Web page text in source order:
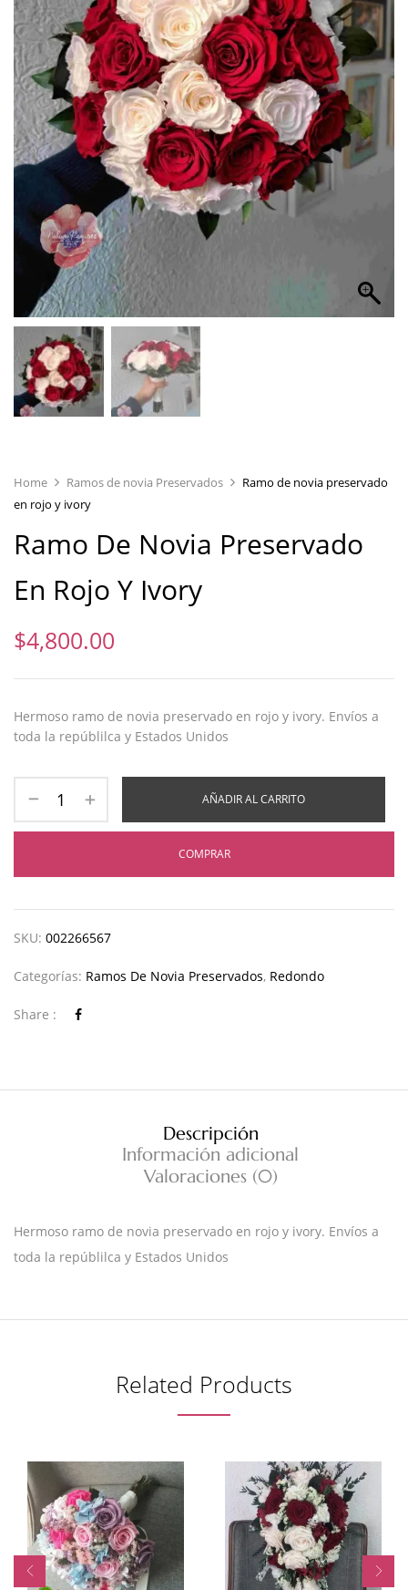
Home Ramos de novia Preservados
Ramo de novia preservado
en rojo y ivory
Ramo De Novia Preservado
En Rojo Y Ivory
$4,800.00
Hermoso ramo de novia preservado en rojo y ivory. Envíos a
toda la repúblilca y Estados Unidos
AÑADIR AL CARRITO
COMPRAR
SKU: 002266567
Categorías: Ramos De Novia Preservados, Redondo
Share :
Descripción
Información adicional
Valoraciones (0)
Hermoso ramo de novia preservado en rojo y ivory. Envíos a
toda la repúblilca y Estados Unidos
Related Products